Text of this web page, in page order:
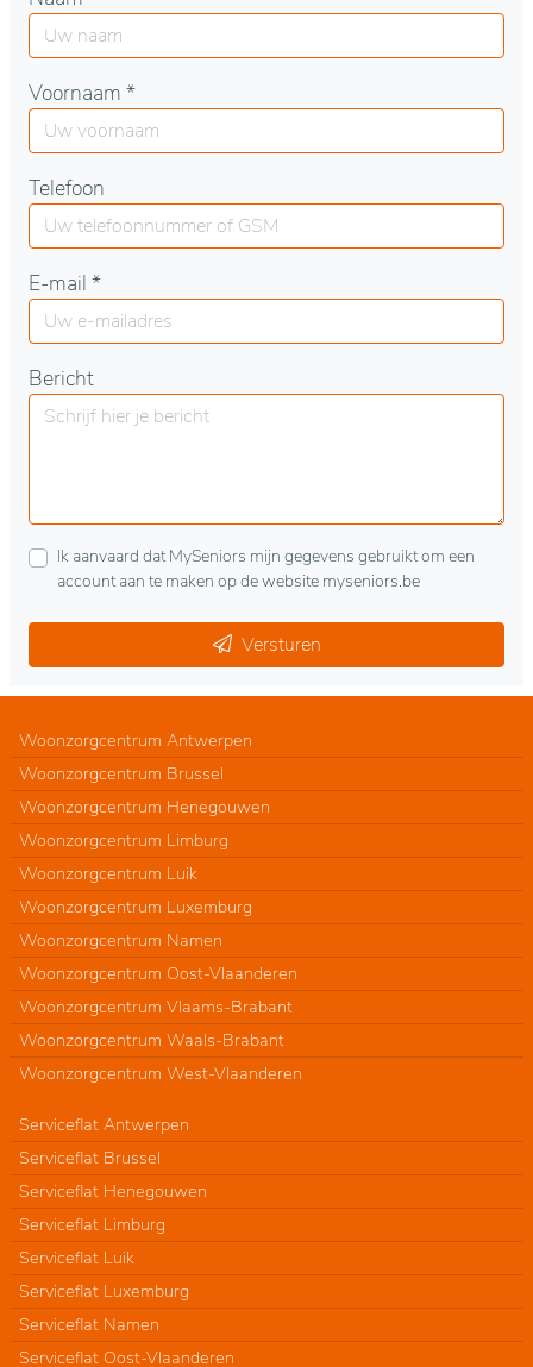
Voornaam *
Telefoon
E-mail *
Bericht
Ik aanvaard dat MySeniors mijn gegevens gebruikt om een
account aan te maken op de website myseniors.be
Versturen
Woonzorgcentrum Antwerpen
Woonzorgcentrum Brussel
Woonzorgcentrum Henegouwen
Woonzorgcentrum Limburg
Woonzorgcentrum Luik
Woonzorgcentrum Luxemburg
Woonzorgcentrum Namen
Woonzorgcentrum Oost-Vlaanderen
Woonzorgcentrum Vlaams-Brabant
Woonzorgcentrum Waals-Brabant
Woonzorgcentrum West-Vlaanderen
Serviceflat Antwerpen
Serviceflat Brussel
Serviceflat Henegouwen
Serviceflat Limburg
Serviceflat Luik
Serviceflat Luxemburg
Serviceflat Namen
Serviceflat Oost-Vlaanderen